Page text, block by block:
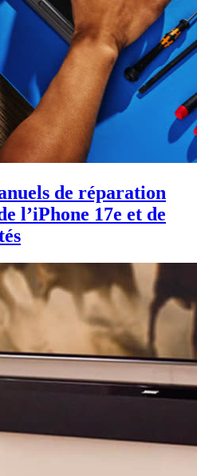
de réparation
l’iPhone 17e et de